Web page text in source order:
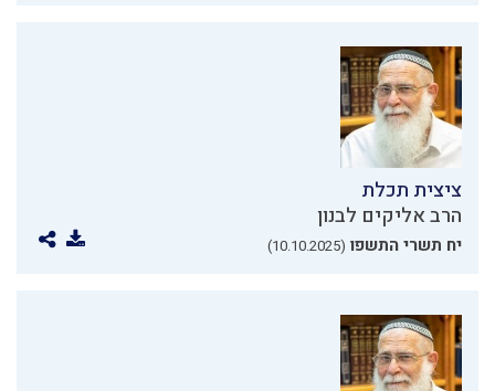
ציצית תכלת
הרב אליקים לבנון
יח תשרי התשפו (10.10.2025)